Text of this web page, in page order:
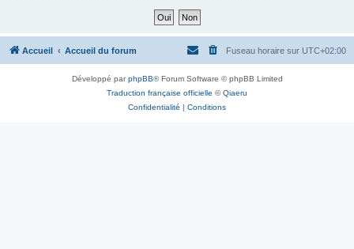
h
Accueil Accueil du forum Fuseau horaire sur UTC+02:00
Développé parphpBB® Forum Software © phpBB Limited
Traduction française officielle ©Qiaeru
Confidentialité | Conditions